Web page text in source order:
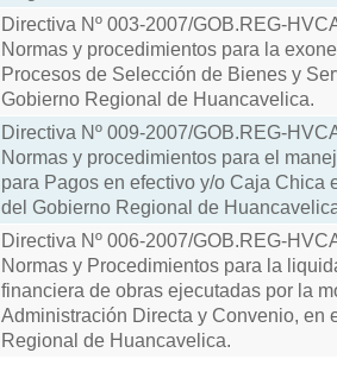
Directiva Nº 003-2007/GOB.REG-
Normas y procedimientos para la
Procesos de Selección de Bienes y
Gobierno Regional de Huancavelica.
Directiva Nº 009-2007/GOB.REG-
Normas y procedimientos para el
para Pagos en efectivo y/o Caja Chica
del Gobierno Regional de
Directiva Nº 006-2007/GOB.REG-
Normas y Procedimientos para la
financiera de obras ejecutadas por la
Administración Directa y Convenio, en
Regional de Huancavelica.